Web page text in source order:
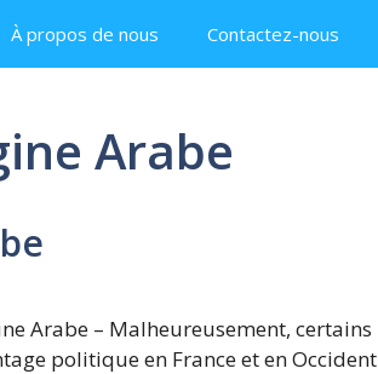
À propos de nous Contactez-nous
Arabe
Arabe – Malheureusement, certains
politique en France et en Occident